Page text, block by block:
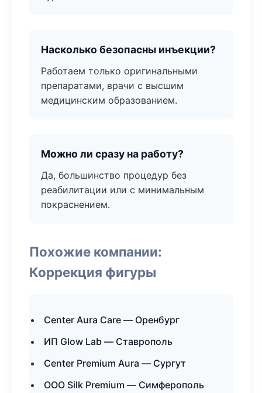
Насколько безопасны инъекции?
Работаем только оригинальными
препаратами, врачи с высшим
медицинским образованием.
Можно ли сразу на работу?
Да, большинство процедур без
реабилитации или с минимальным
покраснением.
Похожие компании:
Коррекция фигуры
Center Aura Care — Оренбург
ИП Glow Lab — Ставрополь
Center Premium Aura — Сургут
ООО Silk Premium — Симферополь